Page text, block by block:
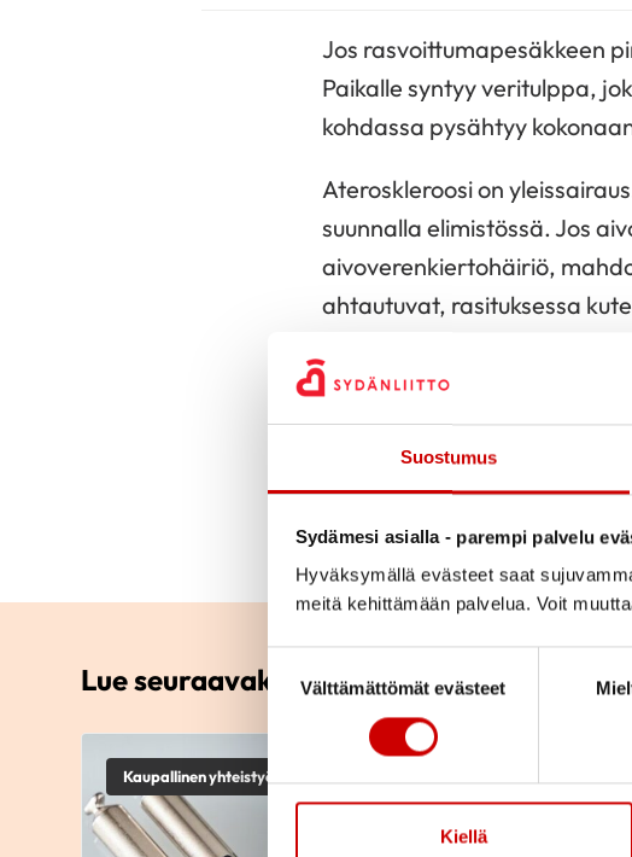
Suostumus
Sydämesi asialla - parempi palvelu
Hyväksymällä evästeet saat
meitä kehittämään palvelua. Voit
Välttämättömät evästeet
Kiellä
Jos rasvoittumapesäkkeen
Paikalle syntyy veritulppa,
kohdassa pysähtyy
Ateroskleroosi on
suunnalla elimistössä. Jos
aivoverenkiertohäiriö,
ahtautuvat, rasituksessa
Ateroskleroosia ei voi
hidastaa ja jopa pysäyttää
ateroskleroosi ei käynnistyisi
sydänterveellisillä elintavoilla
Lue seuraavaksi
Kaupallinen yhteistyö